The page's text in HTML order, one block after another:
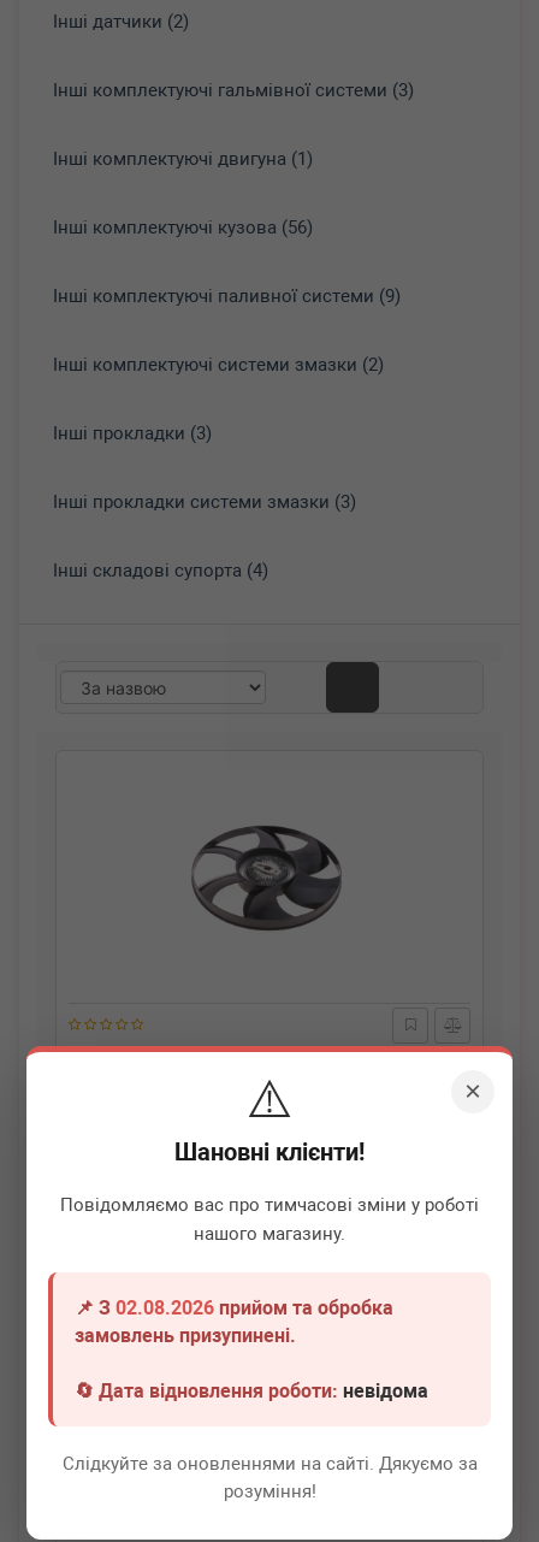
×
⚠️
Шановні клієнти!
Повідомляємо вас про тимчасові зміни у роботі
нашого магазину.
📌 З02.08.2026 прийом та обробка
замовлень призупинені.
🔄 Дата відновлення роботи:невідома
Слідкуйте за оновленнями на сайті. Дякуємо за
розуміння!
Інші датчики (2)
Інші комплектуючі гальмівної системи (3)
Інші комплектуючі двигуна (1)
Інші комплектуючі кузова (56)
Інші комплектуючі паливної системи (9)
Інші комплектуючі системи змазки (2)
Інші прокладки (3)
Інші прокладки системи змазки (3)
Інші складові супорта (4)
AUTOTECHTEILE 100 2059
Муфта вентилятора MB Sprinter (906) 2.2CDI OM651 09-
Немає в наявності
Докладніше